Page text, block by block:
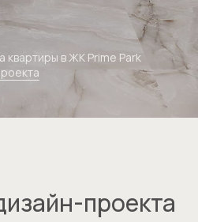
в ЖК Prime Park
проекта